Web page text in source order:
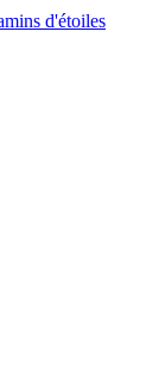
d'étoiles